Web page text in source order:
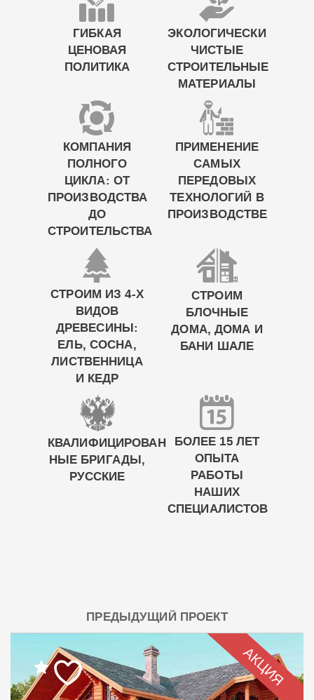
ГИБКАЯ
ЦЕНОВАЯ
ПОЛИТИКА
ЭКОЛОГИЧЕСКИ
ЧИСТЫЕ
СТРОИТЕЛЬНЫЕ
МАТЕРИАЛЫ
КОМПАНИЯ
ПОЛНОГО
ЦИКЛА: ОТ
ПРОИЗВОДСТВА
ДО
СТРОИТЕЛЬСТВА
ПРИМЕНЕНИЕ
САМЫХ
ПЕРЕДОВЫХ
ТЕХНОЛОГИЙ В
ПРОИЗВОДСТВЕ
СТРОИМ ИЗ 4-Х
ВИДОВ
ДРЕВЕСИНЫ:
ЕЛЬ, СОСНА,
ЛИСТВЕННИЦА
И КЕДР
СТРОИМ
БЛОЧНЫЕ
ДОМА, ДОМА И
БАНИ ШАЛЕ
КВАЛИФИЦИРОВАН
НЫЕ БРИГАДЫ,
РУССКИЕ
БОЛЕЕ 15 ЛЕТ
ОПЫТА
РАБОТЫ
НАШИХ
СПЕЦИАЛИСТОВ
ПРЕДЫДУЩИЙ ПРОЕКТ
АКЦИЯ